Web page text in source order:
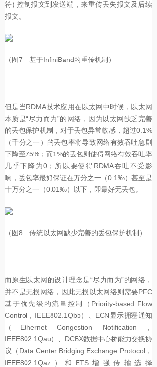
符) 控制报文到发送端，来重传丢失报文及后续
报文。
（图7：基于InfiniBand的重传机制）
但是当RDMA技术应用在以太网中时候，以太网
本质是“尽力而为”的网络，因为以太网缺乏完善
的丢包保护机制，对于丢包异常敏感，超过0.1%
（千分之一）的丢包率将导致网络有效吞吐急剧
下降至75%；而1%的丢包则使得网络有效吞吐率
几乎下降为0；所以要使得RDMA吞吐不受影
响，丢包率最好保证在万分之一（0.1‰）甚至是
十万分之一（0.01‰）以下，即最好无丢包。
（图8：传统以太网缺少完善的丢包保护机制）
而原生以太网的设计理念是“尽力而为”的网络，
并不是无损网络，因此无损以太网络则需要PFC
基于优先级的流量控制（Priority-based Flow
Control，IEEE802.1Qbb）、ECN显示拥塞通知
（Ethernet Congestion Notification，
IEEE802.1Qau）、DCBX数据中心桥能力交换协
议（Data Center Bridging Exchange Protocol，
IEEE802.1Qaz）和ETS增强传输选择